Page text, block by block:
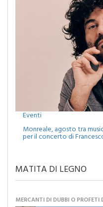
Eventi
Monreale, agosto tra
per il concerto di
MATITA DI LEGNO
MERCANTI DI DUBBI O PROFETI